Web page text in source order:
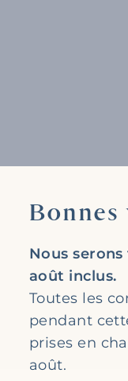
Bonnes
Nous
août inclus.
Toutes les
pendant
prises en
août.